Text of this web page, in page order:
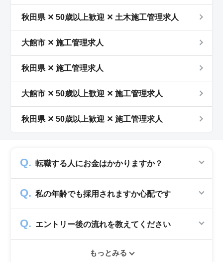
秋田県 ✕ 50歳以上歓迎 ✕ 土木施工管理求人
大館市 ✕ 施工管理求人
秋田県 ✕ 施工管理求人
大館市 ✕ 50歳以上歓迎 ✕ 施工管理求人
秋田県 ✕ 50歳以上歓迎 ✕ 施工管理求人
転職する人にお金はかかりますか？
していますので、転職希望者の方からは費用は
一切発生致しません。
私の年齢でも採用されますか心配です
業のみ掲載をしています。60代・70代以上の
就職実績も多数ありますので年齢に気負いせず
ぜひ紹介依頼へ進んでください。
エントリー後の流れを教えてください
ーとヒアリングのお時間を頂きます。その後希
もっとみる